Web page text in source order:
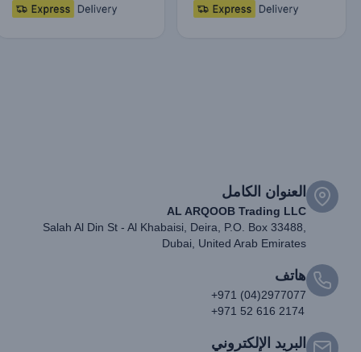
العنوان الكامل
AL ARQOOB Trading LLC
Salah Al Din St - Al Khabaisi, Deira, P.O. Box 33488,
Dubai, United Arab Emirates
هاتف
+971 (04)2977077
+971 52 616 2174
البريد الإلكتروني